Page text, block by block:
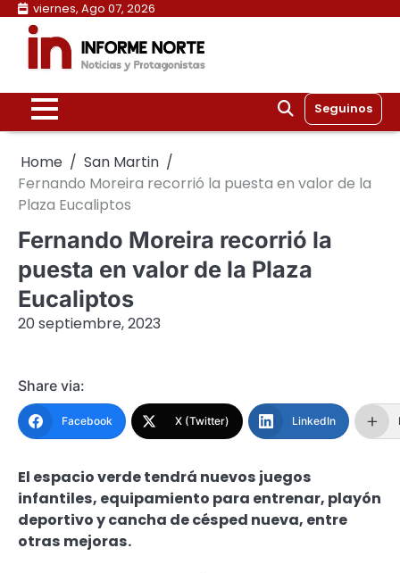
Skip
content
viernes, Ago 07, 2026
Seguinos
Home
San Martin
Fernando Moreira recorrió la puesta en valor de la
Plaza Eucaliptos
Fernando Moreira recorrió la
puesta en valor de la Plaza
Eucaliptos
20 septiembre, 2023
Share via:
Facebook X (Twitter) LinkedIn
El espacio verde tendrá nuevos juegos
infantiles, equipamiento para entrenar, playón
deportivo y cancha de césped nueva, entre
otras mejoras.